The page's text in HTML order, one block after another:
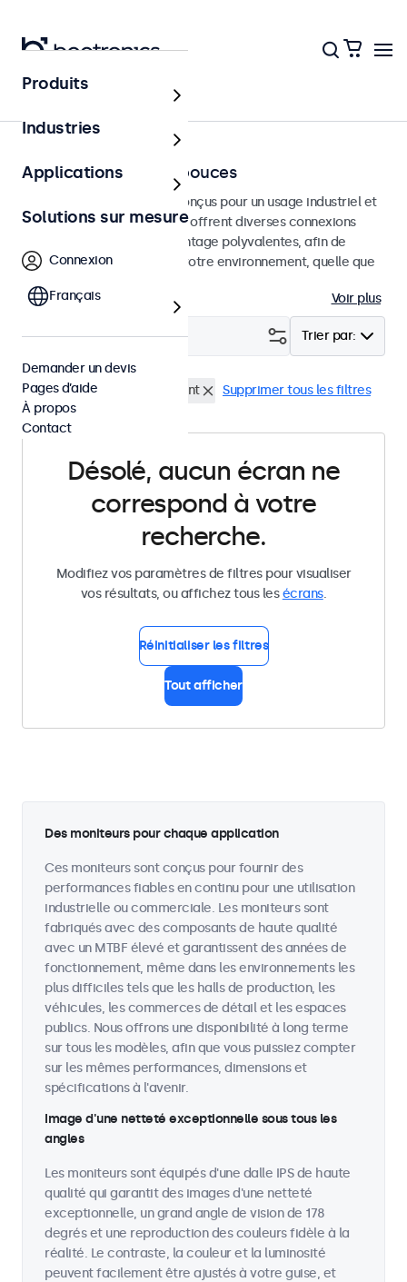
Accueil
Moniteurs de 7 à 32 pouces
Moniteurs professionnels conçus pour un usage industriel et
commercial. Ces moniteurs offrent diverses connexions
vidéo et des options de montage polyvalentes, afin de
s'intégrer facilement dans votre environnement, quelle que
Voir plus
Trier par:
Filtrer (0)
Lisible au soleil Panel mount Supprimer tous les filtres
Désolé, aucun écran ne
correspond à votre
recherche.
Modifiez vos paramètres de filtres pour visualiser
vos résultats, ou affichez tous lesécrans.
Réinitialiser les filtres
Tout afficher
Des moniteurs pour chaque application
Ces moniteurs sont conçus pour fournir des
performances fiables en continu pour une utilisation
industrielle ou commerciale. Les moniteurs sont
fabriqués avec des composants de haute qualité
avec un MTBF élevé et garantissent des années de
fonctionnement, même dans les environnements les
plus difficiles tels que les halls de production, les
véhicules, les commerces de détail et les espaces
publics. Nous offrons une disponibilité à long terme
sur tous les modèles, afin que vous puissiez compter
sur les mêmes performances, dimensions et
spécifications à l'avenir.
Image d'une netteté exceptionnelle sous tous les
angles
Les moniteurs sont équipés d'une dalle IPS de haute
qualité qui garantit des images d'une netteté
exceptionnelle, un grand angle de vision de 178
degrés et une reproduction des couleurs fidèle à la
réalité. Le contraste, la couleur et la luminosité
peuvent facilement être ajustés à votre guise, et
Produits
Industries
Applications
Solutions sur mesure
Connexion
Français
Demander un devis
Pages d’aide
À propos
Contact